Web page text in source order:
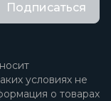
Подписаться
условиях не
о товарах